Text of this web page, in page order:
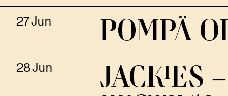
27 Jun POMPÄ
28 Jun JACKIES